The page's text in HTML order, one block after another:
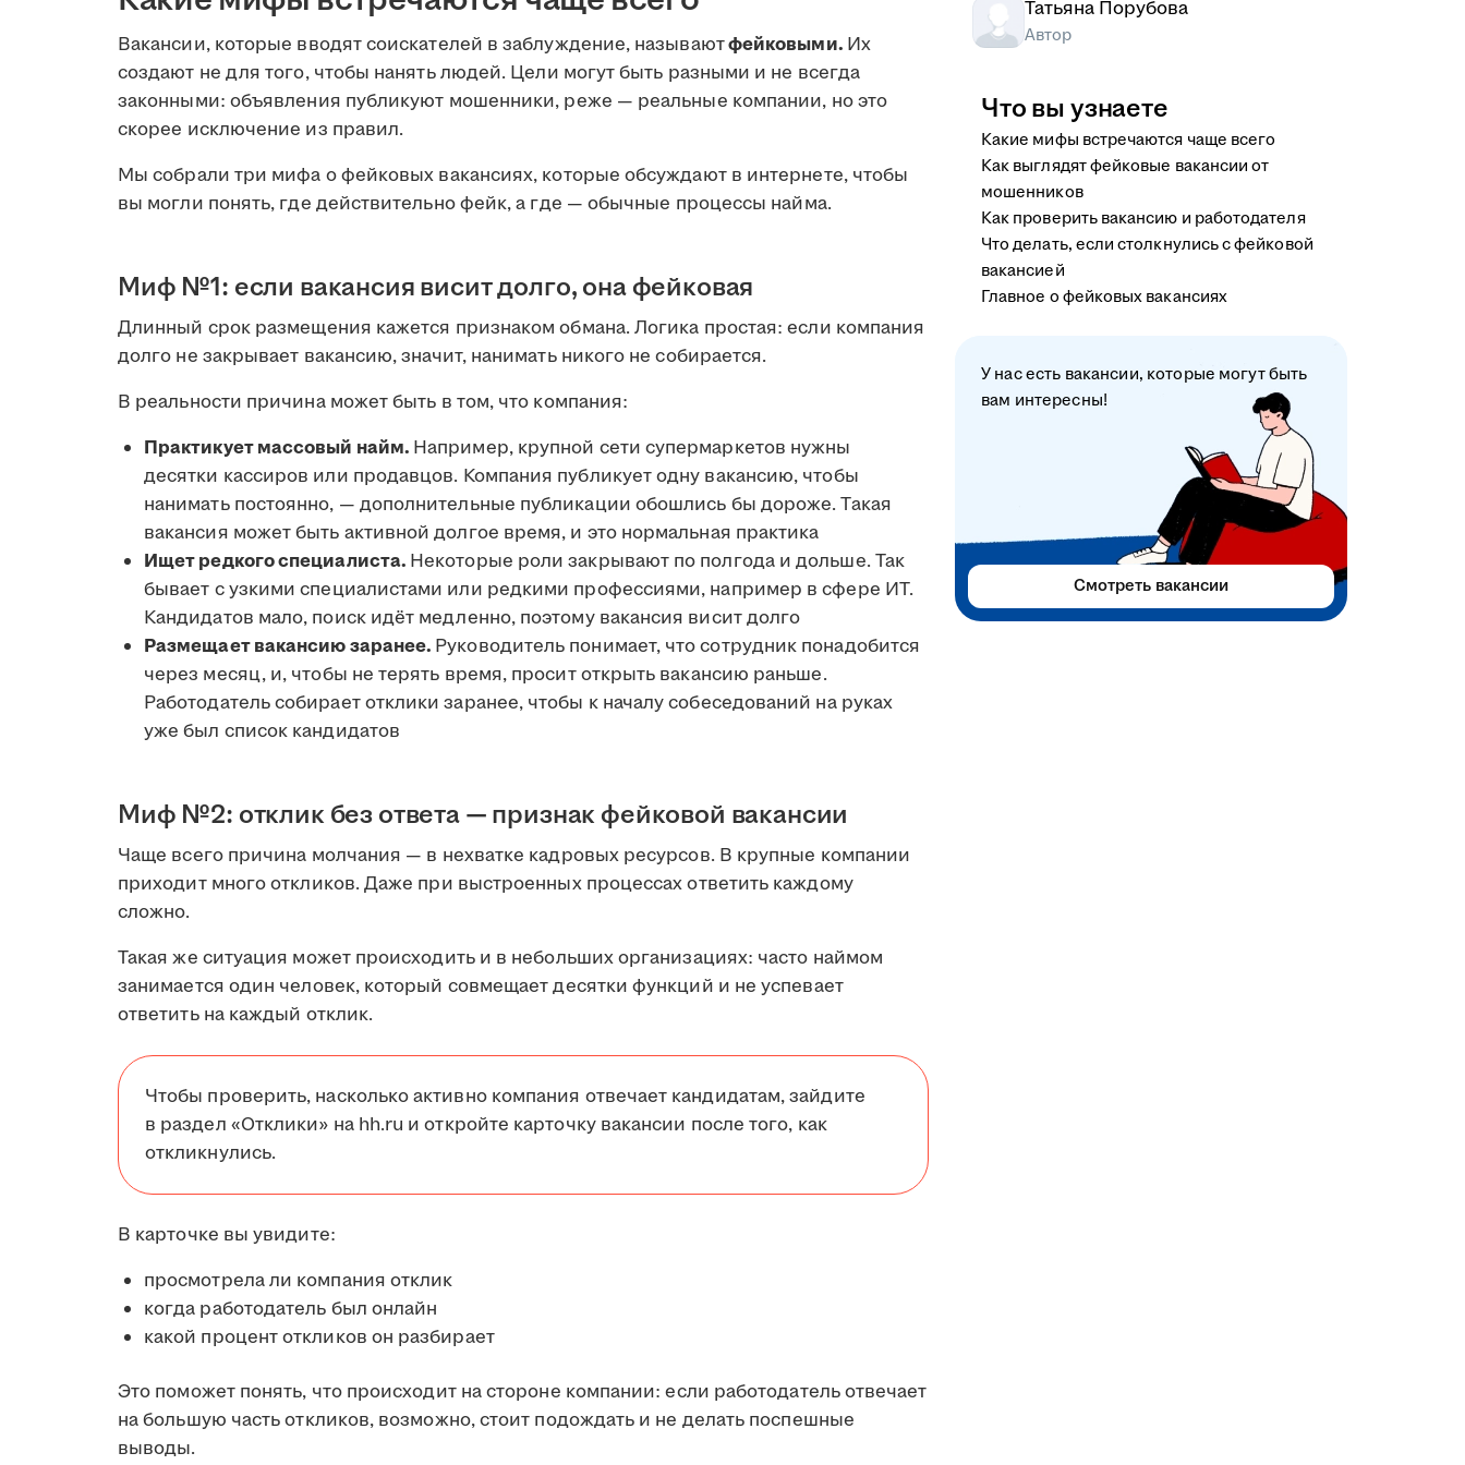
Вакансии, которые вводят соискателей в заблуждение, называютфейковыми. Их
создают не для того, чтобы нанять людей. Цели могут быть разными и не всегда
законными: объявления публикуют мошенники, реже — реальные компании, но это
скорее исключение из правил.
Мы собрали три мифа о фейковых вакансиях, которые обсуждают в интернете, чтобы
вы могли понять, где действительно фейк, а где — обычные процессы найма.
Миф №1: если вакансия висит долго, она фейковая
Длинный срок размещения кажется признаком обмана. Логика простая: если компания
долго не закрывает вакансию, значит, нанимать никого не собирается.
В реальности причина может быть в том, что компания:
Практикует массовый найм. Например, крупной сети супермаркетов нужны
десятки кассиров или продавцов. Компания публикует одну вакансию, чтобы
нанимать постоянно, — дополнительные публикации обошлись бы дороже. Такая
вакансия может быть активной долгое время, и это нормальная практика
Ищет редкого специалиста. Некоторые роли закрывают по полгода и дольше. Так
бывает с узкими специалистами или редкими профессиями, например в сфере ИТ.
Кандидатов мало, поиск идёт медленно, поэтому вакансия висит долго
Размещает вакансию заранее. Руководитель понимает, что сотрудник понадобится
через месяц, и, чтобы не терять время, просит открыть вакансию раньше.
Работодатель собирает отклики заранее, чтобы к началу собеседований на руках
уже был список кандидатов
Миф №2: отклик без ответа — признак фейковой вакансии
Чаще всего причина молчания — в нехватке кадровых ресурсов. В крупные компании
приходит много откликов. Даже при выстроенных процессах ответить каждому
сложно.
Такая же ситуация может происходить и в небольших организациях: часто наймом
занимается один человек, который совмещает десятки функций и не успевает
ответить на каждый отклик.
Чтобы проверить, насколько активно компания отвечает кандидатам, зайдите
в раздел «Отклики» на hh.ru и откройте карточку вакансии после того, как
откликнулись.
В карточке вы увидите:
просмотрела ли компания отклик
когда работодатель был онлайн
какой процент откликов он разбирает
Это поможет понять, что происходит на стороне компании: если работодатель отвечает
на большую часть откликов, возможно, стоит подождать и не делать поспешные
выводы.
Татьяна Порубова
Автор
Что вы узнаете
Какие мифы встречаются чаще всего
Как выглядят фейковые вакансии от
мошенников
Как проверить вакансию и работодателя
Что делать, если столкнулись с фейковой
вакансией
Главное о фейковых вакансиях
У нас есть вакансии, которые могут быть
вам интересны!
Смотреть вакансии